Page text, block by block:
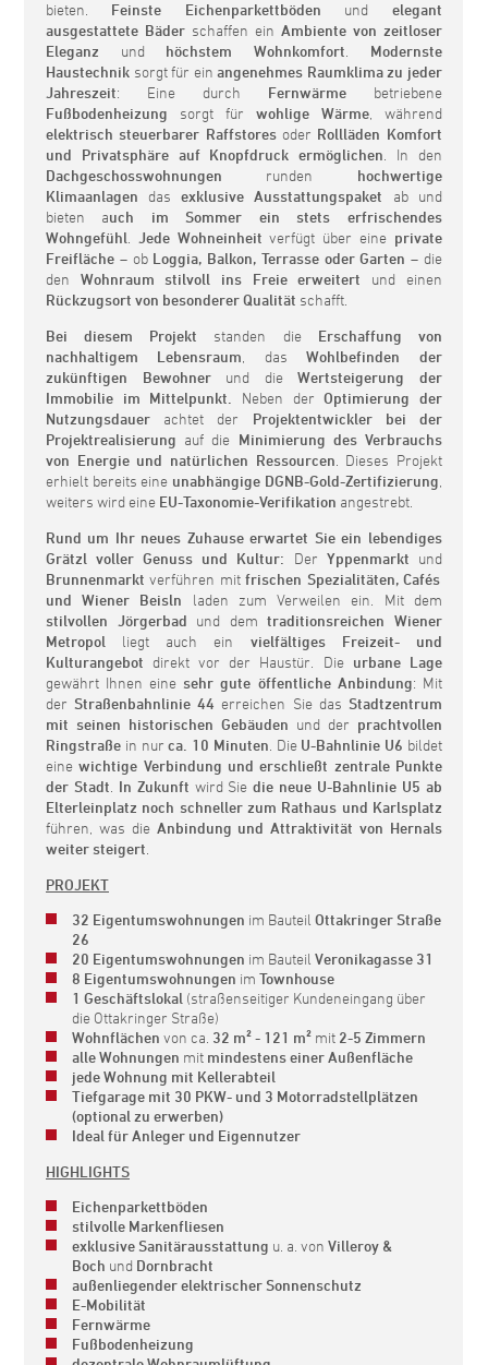
bieten. Feinste Eichenparkettböden und elegant
ausgestattete Bäderschaffen ein Ambiente von zeitloser
Eleganz und höchstem Wohnkomfort
Modernste
Haustechnik sorgt für einangenehmes Raumklima zu jeder
Jahreszeit: Eine durch Fernwärmebetriebene
Fußbodenheizung sorgt für wohlige Wärme, während
elektrisch steuerbarer Raffstoresoder Rollläden Komfort
und Privatsphäre auf Knopfdruck ermöglichen . In den
Dachgeschosswohnungen runden hochwertige
Klimaanlagen dasexklusive Ausstattungspaket ab und
bieten auch im Sommer ein stets erfrischendes
Wohngefühl
Jede Wohneinheit verfügt über eine private
Freifläche – ob Loggia, Balkon, Terrasse oder Garten – die
den Wohnraum stilvoll ins Freie erweitert und einen
Rückzugsort von besonderer Qualität schafft.
Bei diesem Projekt standen die Erschaffung von
nachhaltigem Lebensraum , dasWohlbefinden der
zukünftigen Bewohnerund dieWertsteigerung der
Immobilie im Mittelpunkt. Neben derOptimierung der
Nutzungsdauer achtet der Projektentwickler
bei der
Projektrealisierung auf die Minimierung des Verbrauchs
von Energie und natürlichen Ressourcen . Dieses Projekt
erhielt bereits eine unabhängige DGNB-Gold-Zertifizierung
weiters wird eine EU-Taxonomie-Verifikation angestrebt.
Rund um Ihr neues Zuhause erwartet Sie ein lebendiges
Grätzl voller Genuss und Kultur: Der Yppenmarkt und
Brunnenmarkt verführen mitfrischen Spezialitäten, Cafés
und Wiener Beisln laden zum Verweilen ein. Mit dem
stilvollen Jörgerbad und demtraditionsreichen Wiener
Metropol liegt auch ein vielfältiges Freizeit- und
Kulturangebot direkt vor der Haustür. Die urbane Lage
gewährt Ihnen eine sehr gute öffentliche Anbindung: Mit
der Straßenbahnlinie 44 erreichen Sie das Stadtzentrum
mit seinen historischen Gebäuden und der prachtvollen
Ringstraße in nurca. 10 Minuten . Die U-Bahnlinie U6 bildet
einewichtige Verbindung und erschließt zentrale Punkte
der Stadt In Zukunft wird Siedie neue U-Bahnlinie U5 ab
Elterleinplatz noch schneller zum Rathaus und Karlsplatz
führen, was die Anbindung und Attraktivität von Hernals
weiter steigert
PROJEKT
32 Eigentumswohnungen im Bauteil Ottakringer Straße
26
20 Eigentumswohnungen im Bauteil Veronikagasse 31
8 Eigentumswohnungen im Townhouse
1 Geschäftslokal (straßenseitiger Kundeneingang über
die Ottakringer Straße)
Wohnflächen von ca. 32 m² - 121 m² mit 2-5 Zimmern
alle Wohnungen mitmindestens einer Außenfläche
jede Wohnung mit Kellerabteil
Tiefgarage mit 30 PKW- und 3 Motorradstellplätzen
(optional zu erwerben)
Ideal für Anleger und Eigennutzer
HIGHLIGHTS
Eichenparkettböden
stilvolle Markenfliesen
exklusive Sanitärausstattung u. a. von Villeroy &
Boch und Dornbracht
außenliegender elektrischer Sonnenschutz
E-Mobilität
Fernwärme
Fußbodenheizung